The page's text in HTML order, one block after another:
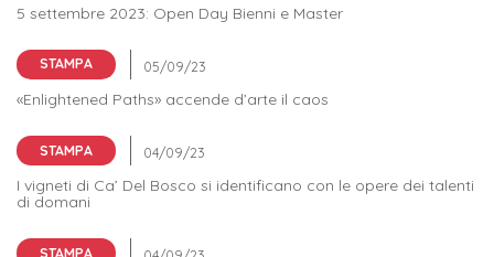
5 settembre 2023: Open Day Bienni e Master
STAMPA
«Enlightened Paths» accende d’arte il caos
STAMPA
I vigneti di Ca’ Del Bosco si identificano con le opere dei talenti
di domani
STAMPA